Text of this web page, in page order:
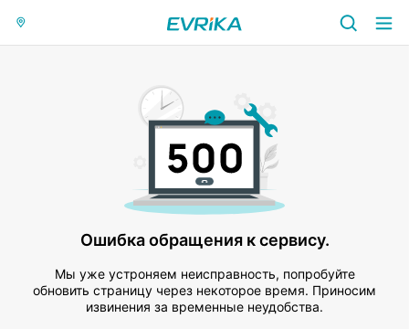
Ошибка обращения к сервису.
Мы уже устроняем неисправность, попробуйте
обновить страницу через некоторое время. Приносим
извинения за временные неудобства.